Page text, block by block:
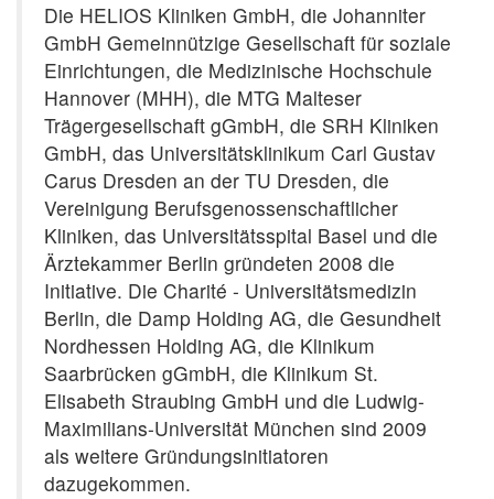
Die HELIOS Kliniken GmbH, die Johanniter
GmbH Gemeinnützige Gesellschaft für soziale
Einrichtungen, die Medizinische Hochschule
Hannover (MHH), die MTG Malteser
Trägergesellschaft gGmbH, die SRH Kliniken
GmbH, das Universitätsklinikum Carl Gustav
Carus Dresden an der TU Dresden, die
Vereinigung Berufsgenossenschaftlicher
Kliniken, das Universitätsspital Basel und die
Ärztekammer Berlin gründeten 2008 die
Initiative. Die Charité - Universitätsmedizin
Berlin, die Damp Holding AG, die Gesundheit
Nordhessen Holding AG, die Klinikum
Saarbrücken gGmbH, die Klinikum St.
Elisabeth Straubing GmbH und die Ludwig-
Maximilians-Universität München sind 2009
als weitere Gründungsinitiatoren
dazugekommen.